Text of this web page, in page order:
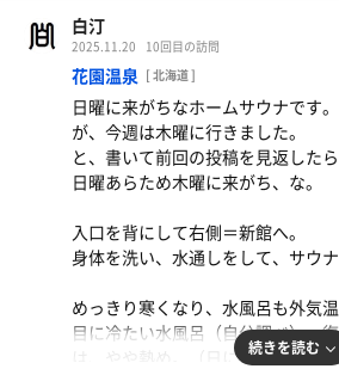
締め
温泉：5分
水シャワー：30秒
ドライ10分（下から2段目） 休憩
ドライ10分（下から2段目） 休憩
ドライ10分（下から2段目） 休憩
水風呂：60秒 × 3
外気浴：3分 × 3
合計：3セット
締め
水シャワー：30秒
白汀
2025.11.20 10回目の訪問
花園温泉 [ 北海道 ]
日曜に来がちなホームサウナです。
が、今週は木曜に行きました。
と、書いて前回の投稿を見返したら
日曜あらため木曜に来がち、な。
入口を背にして右側＝新館へ。
身体を洗い、水通しをして、サウナ
めっきり寒くなり、水風呂も外気
目に冷たい水風呂（自分調べ）、
は、やや熱め。（日によって温度
続きを読む